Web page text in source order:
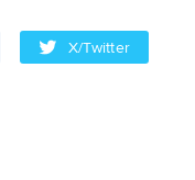
X/Twitter